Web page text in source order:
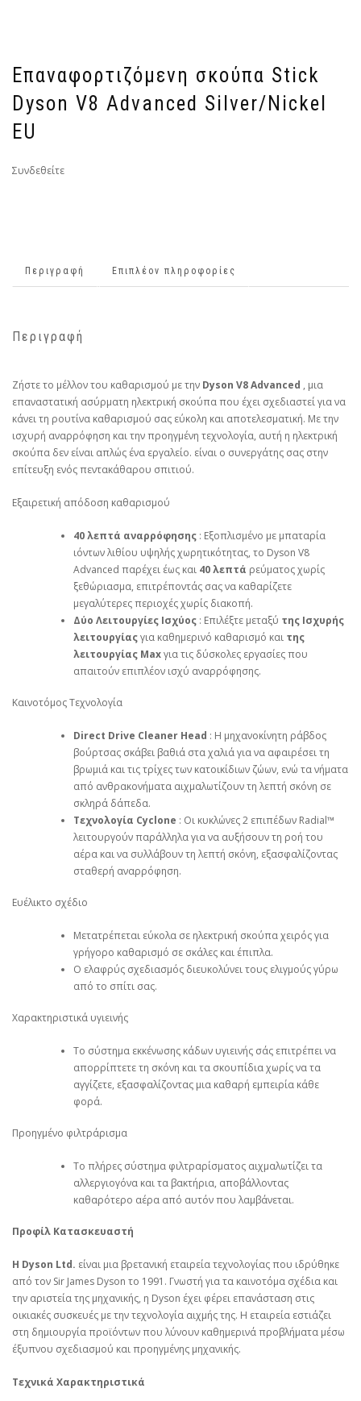
Επαναφορτιζόμενη σκούπα Stick
Dyson V8 Advanced Silver/Nickel
EU
Συνδεθείτε
Περιγραφή Επιπλέον πληροφορίες
Περιγραφή
Ζήστε το μέλλον του καθαρισμού με την Dyson V8 Advanced , μια
επαναστατική ασύρματη ηλεκτρική σκούπα που έχει σχεδιαστεί για να
κάνει τη ρουτίνα καθαρισμού σας εύκολη και αποτελεσματική. Με την
ισχυρή αναρρόφηση και την προηγμένη τεχνολογία, αυτή η ηλεκτρική
σκούπα δεν είναι απλώς ένα εργαλείο. είναι ο συνεργάτης σας στην
επίτευξη ενός πεντακάθαρου σπιτιού.
Εξαιρετική απόδοση καθαρισμού
40 λεπτά αναρρόφησης : Εξοπλισμένο με μπαταρία
ιόντων λιθίου υψηλής χωρητικότητας, το Dyson V8
Advanced παρέχει έως και 40 λεπτά ρεύματος χωρίς
ξεθώριασμα, επιτρέποντάς σας να καθαρίζετε
μεγαλύτερες περιοχές χωρίς διακοπή.
Δύο Λειτουργίες Ισχύος : Επιλέξτε μεταξύ της Ισχυρής
λειτουργίαςγια καθημερινό καθαρισμό και της
λειτουργίας Maxγια τις δύσκολες εργασίες που
απαιτούν επιπλέον ισχύ αναρρόφησης.
Καινοτόμος Τεχνολογία
Direct Drive Cleaner Head : Η μηχανοκίνητη ράβδος
βούρτσας σκάβει βαθιά στα χαλιά για να αφαιρέσει τη
βρωμιά και τις τρίχες των κατοικίδιων ζώων, ενώ τα νήματα
από ανθρακονήματα αιχμαλωτίζουν τη λεπτή σκόνη σε
σκληρά δάπεδα.
Τεχνολογία Cyclone : ​​Οι κυκλώνες 2 επιπέδων Radial™
λειτουργούν παράλληλα για να αυξήσουν τη ροή του
αέρα και να συλλάβουν τη λεπτή σκόνη, εξασφαλίζοντας
σταθερή αναρρόφηση.
Ευέλικτο σχέδιο
Μετατρέπεται εύκολα σε ηλεκτρική σκούπα χειρός για
γρήγορο καθαρισμό σε σκάλες και έπιπλα.
Ο ελαφρύς σχεδιασμός διευκολύνει τους ελιγμούς γύρω
από το σπίτι σας.
Χαρακτηριστικά υγιεινής
Το σύστημα εκκένωσης κάδων υγιεινής σάς επιτρέπει να
απορρίπτετε τη σκόνη και τα σκουπίδια χωρίς να τα
αγγίζετε, εξασφαλίζοντας μια καθαρή εμπειρία κάθε
φορά.
Προηγμένο φιλτράρισμα
Το πλήρες σύστημα φιλτραρίσματος αιχμαλωτίζει τα
αλλεργιογόνα και τα βακτήρια, αποβάλλοντας
καθαρότερο αέρα από αυτόν που λαμβάνεται.
Προφίλ Κατασκευαστή
Η Dyson Ltd. είναι μια βρετανική εταιρεία τεχνολογίας που ιδρύθηκε
από τον Sir James Dyson το 1991. Γνωστή για τα καινοτόμα σχέδια και
την αριστεία της μηχανικής, η Dyson έχει φέρει επανάσταση στις
οικιακές συσκευές με την τεχνολογία αιχμής της. Η εταιρεία εστιάζει
στη δημιουργία προϊόντων που λύνουν καθημερινά προβλήματα μέσω
έξυπνου σχεδιασμού και προηγμένης μηχανικής.
Τεχνικά Χαρακτηριστικά